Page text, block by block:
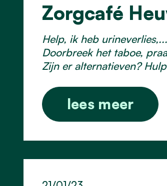
Zorgcafé
Help, ik heb urineverlies,...
Doorbreek het taboe,
Zijn er alternatieven?
lees meer